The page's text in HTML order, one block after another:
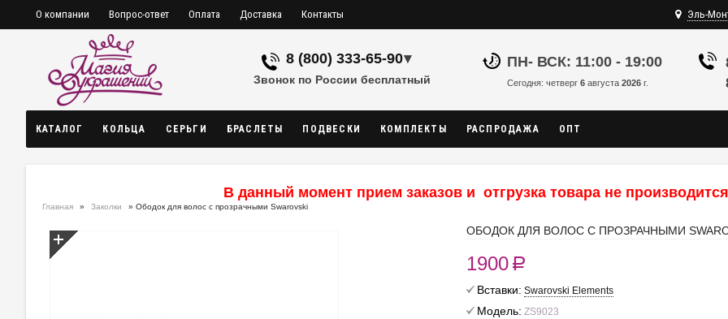
О компании Вопрос-ответ Оплата Доставка Контакты Эль-
8 (800) 333-65-90▾
Звонок по России бесплатный
ПН- ВСК: 11:00 - 19:00
Сегодня: четверг 6 августа 2026 г.
КАТАЛОГ КОЛЬЦА СЕРЬГИ БРАСЛЕТЫ ПОДВЕСКИ КОМПЛЕКТЫ РАСПРОДАЖА ОПТ
В данный момент прием заказов и отгрузка товара не
Главная » Заколки » Ободок для волос с прозрачными Swarovski
ОБОДОК ДЛЯ ВОЛОС С ПРОЗРАЧНЫМИ
1900R
Вставки: Swarovski Elements
Модель: ZS9023